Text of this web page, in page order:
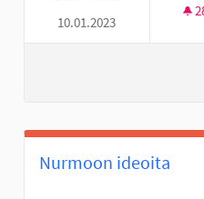
10.01.2023
Nurmoon ideoita